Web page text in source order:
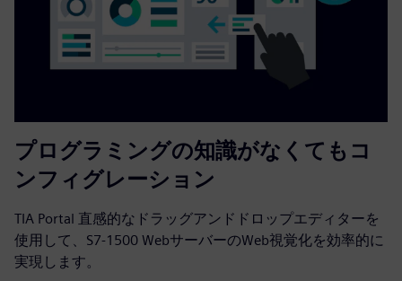
プログラミングの知識がなくてもコ
ンフィグレーション
TIA Portal 直感的なドラッグアンドドロップエディターを
使用して、S7-1500 WebサーバーのWeb視覚化を効率的に
実現します。